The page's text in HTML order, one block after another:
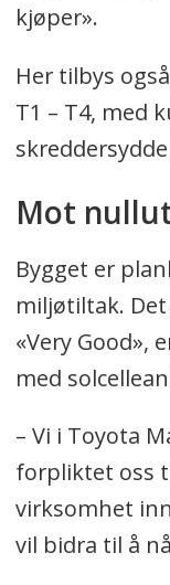
kjøper».
Her tilbys
T1 – T4, med
Mot
Bygget er
miljøtiltak. Det
«Very Good»,
med
– Vi i Toyota
forpliktet oss
virksomhet
vil bidra til å